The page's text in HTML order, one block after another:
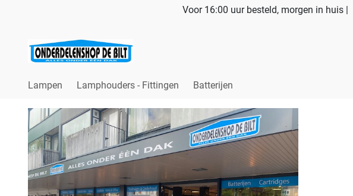
Voor 16:00 uur besteld, morgen in huis |
Lampen Lamphouders - Fittingen Batterijen